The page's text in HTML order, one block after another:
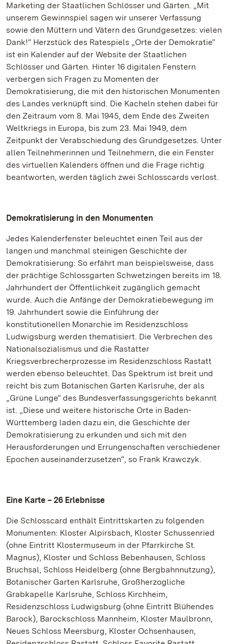
Marketing der Staatlichen Schlösser und Gärten. „Mit
unserem Gewinnspiel sagen wir unserer Verfassung
sowie den Müttern und Vätern des Grundgesetzes: vielen
Dank!“ Herzstück des Ratespiels „Orte der Demokratie“
ist ein Kalender auf der Website der Staatlichen
Schlösser und Gärten. Hinter 16 digitalen Fenstern
verbergen sich Fragen zu Momenten der
Demokratisierung, die mit den historischen Monumenten
des Landes verknüpft sind. Die Kacheln stehen dabei für
den Zeitraum vom 8. Mai 1945, dem Ende des Zweiten
Weltkriegs in Europa, bis zum 23. Mai 1949, dem
Zeitpunkt der Verabschiedung des Grundgesetzes. Unter
allen Teilnehmerinnen und Teilnehmern, die ein Fenster
des virtuellen Kalenders öffnen und die Frage richtig
beantworten, werden täglich zwei Schlosscards verlost.
Demokratisierung in den Monumenten
Jedes Kalenderfenster beleuchtet einen Teil aus der
langen und manchmal steinigen Geschichte der
Demokratisierung: So erfährt man beispielsweise, dass
der prächtige Schlossgarten Schwetzingen bereits im 18.
Jahrhundert der Öffentlichkeit zugänglich gemacht
wurde. Auch die Anfänge der Demokratiebewegung im
19. Jahrhundert sowie die Einführung der
konstitutionellen Monarchie im Residenzschloss
Ludwigsburg werden thematisiert. Die Verbrechen des
Nationalsozialismus und die Rastatter
Kriegsverbrecherprozesse im Residenzschloss Rastatt
werden ebenso beleuchtet. Das Spektrum ist breit und
reicht bis zum Botanischen Garten Karlsruhe, der als
„Grüne Lunge“ des Bundesverfassungsgerichts bekannt
ist. „Diese und weitere historische Orte in Baden-
Württemberg laden dazu ein, die Geschichte der
Demokratisierung zu erkunden und sich mit den
Herausforderungen und Errungenschaften verschiedener
Epochen auseinanderzusetzen“, so Frank Krawczyk.
Eine Karte – 26 Erlebnisse
Die Schlosscard enthält Eintrittskarten zu folgenden
Monumenten: Kloster Alpirsbach, Kloster Schussenried
(ohne Eintritt Klostermuseum in der Pfarrkirche St.
Magnus), Kloster und Schloss Bebenhausen, Schloss
Bruchsal, Schloss Heidelberg (ohne Bergbahnnutzung),
Botanischer Garten Karlsruhe, Großherzogliche
Grabkapelle Karlsruhe, Schloss Kirchheim,
Residenzschloss Ludwigsburg (ohne Eintritt Blühendes
Barock), Barockschloss Mannheim, Kloster Maulbronn,
Neues Schloss Meersburg, Kloster Ochsenhausen,